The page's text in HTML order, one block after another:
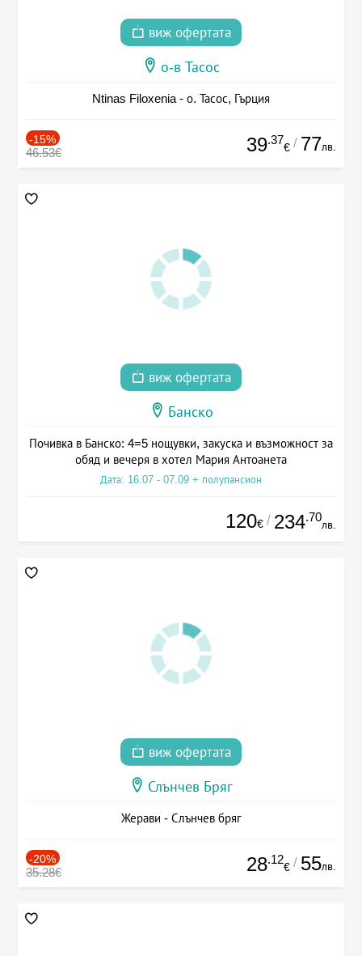
виж офертата
о-в Тасос
Ntinas Filoxenia - о. Тасос, Гърция
-15%
46.53€ 39.37
€ / 77лв.
виж офертата
Банско
Почивка в Банско: 4=5 нощувки, закуска и възможност за
обяд и вечеря в хотел Мария Антоанета
Дата: 16.07 - 07.09 + полупансион
120€ / 234.70
лв.
виж офертата
Слънчев Бряг
Жерави - Слънчев бряг
-20%
35.28€ 28.12
€ / 55лв.